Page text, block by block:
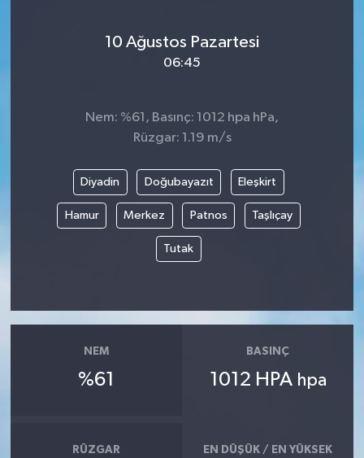
10 Ağustos Pazartesi
06:45
Nem: %61, Basınç: 1012 hpa hPa,
Rüzgar: 1.19 m/s
Diyadin Doğubayazıt Eleşkirt
Hamur Merkez Patnos Taşlıçay
Tutak
NEM
%61
BASINÇ
1012 HPA hpa
RÜZGAR EN DÜŞÜK / EN YÜKSEK